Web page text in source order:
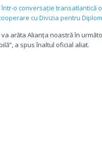
o conversație transatlantică
cu Divizia pentru
arăta Alianța noastră în
a spus înaltul oficial aliat.